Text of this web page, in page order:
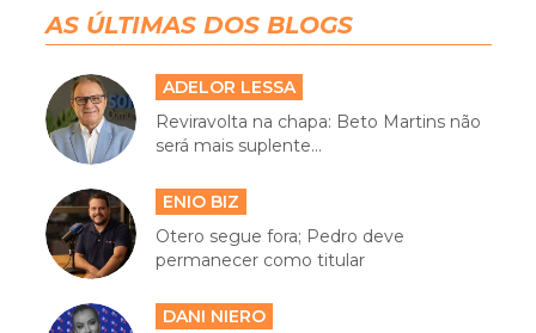
AS ÚLTIMAS DOS BLOGS
ADELOR LESSA
Reviravolta na chapa: Beto Martins não
será mais suplente...
ENIO BIZ
Otero segue fora; Pedro deve
permanecer como titular
DANI NIERO